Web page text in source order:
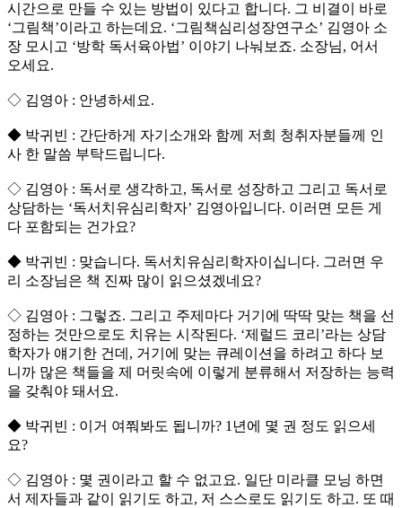
시간으로 만들 수 있는 방법이 있다고 합니다. 그 비결이 바로
‘그림책’이라고 하는데요. ‘그림책심리성장연구소’ 김영아 소
장 모시고 ‘방학 독서육아법’ 이야기 나눠보죠. 소장님, 어서
오세요.
◇ 김영아 : 안녕하세요.
◆ 박귀빈 : 간단하게 자기소개와 함께 저희 청취자분들께 인
사 한 말씀 부탁드립니다.
◇ 김영아 : 독서로 생각하고, 독서로 성장하고 그리고 독서로
상담하는 ‘독서치유심리학자’ 김영아입니다. 이러면 모든 게
다 포함되는 건가요?
◆ 박귀빈 : 맞습니다. 독서치유심리학자이십니다. 그러면 우
리 소장님은 책 진짜 많이 읽으셨겠네요?
◇ 김영아 : 그렇죠. 그리고 주제마다 거기에 딱딱 맞는 책을 선
정하는 것만으로도 치유는 시작된다. ‘제럴드 코리’라는 상담
학자가 얘기한 건데, 거기에 맞는 큐레이션을 하려고 하다 보
니까 많은 책들을 제 머릿속에 이렇게 분류해서 저장하는 능력
을 갖춰야 돼서요.
◆ 박귀빈 : 이거 여쭤봐도 됩니까? 1년에 몇 권 정도 읽으세
요?
◇ 김영아 : 몇 권이라고 할 수 없고요. 일단 미라클 모닝 하면
서 제자들과 같이 읽기도 하고, 저 스스로도 읽기도 하고. 또 때